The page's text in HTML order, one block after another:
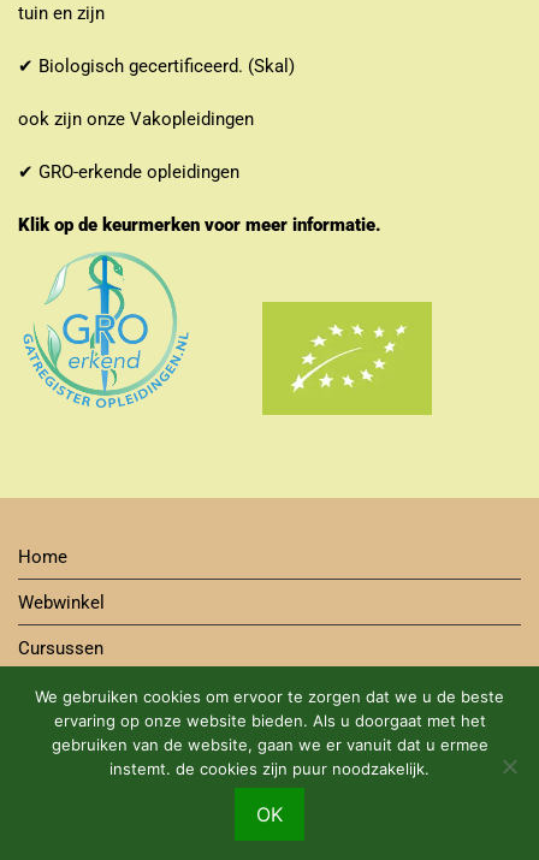
DUURZAME BIOLOGISCHE PRODUCTEN MET EEN GROEN
tuin en zijn
✔ Biologisch gecertificeerd. (Skal)
ook zijn onze Vakopleidingen
✔ GRO-erkende opleidingen
Klik op de keurmerken voor meer informatie.
Home
Webwinkel
Cursussen
Contact
Bestelwijze
Algemene Voorwaarden Cursus en Webshop
We gebruiken cookies om ervoor te zorgen dat we u de beste
ervaring op onze website bieden. Als u doorgaat met het
gebruiken van de website, gaan we er vanuit dat u ermee
instemt. de cookies zijn puur noodzakelijk.
OK